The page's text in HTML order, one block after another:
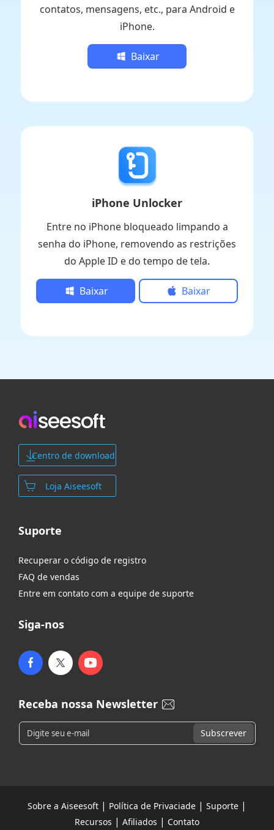
contatos, mensagens, etc., para Android e
iPhone.
Baixar
iPhone Unlocker
Entre no iPhone bloqueado limpando a
senha do iPhone, removendo as restrições
do Apple ID e do tempo de tela.
Baixar Baixar
Centro de download
Loja Aiseesoft
Suporte
Recuperar o código de registro
FAQ de vendas
Entre em contato com a equipe de suporte
Siga-nos
Receba nossa Newsletter
Sobre a Aiseesoft | Política de Privaciade | Suporte |
Recursos | Afiliados | Contato